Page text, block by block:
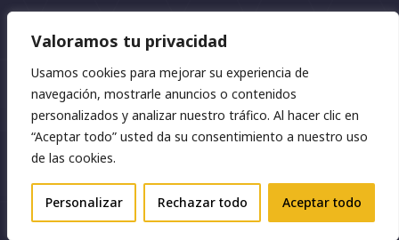
Valoramos tu privacidad
Usamos cookies para mejorar su experiencia de
navegación, mostrarle anuncios o contenidos
personalizados y analizar nuestro tráfico. Al hacer clic en
“Aceptar todo” usted da su consentimiento a nuestro uso
de las cookies.
Personalizar Rechazar todo Aceptar todo
2026 © Fincas Mar | Diseño: Náyades
ES